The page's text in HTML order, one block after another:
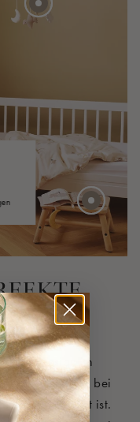
Design im
Kollektion, bei
abgestimmt ist.
30 EUR